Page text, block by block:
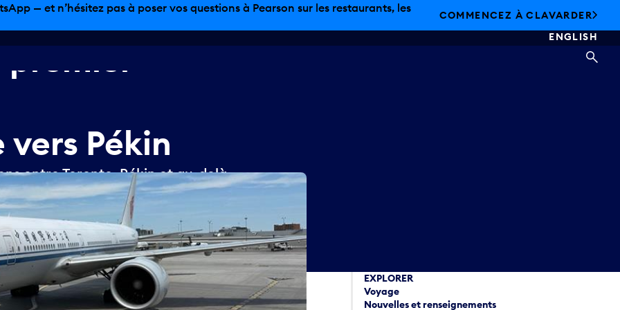
— et n’hésitez pas à poser vos questions à Pearson sur les restaurants, les
COMMENCEZ À CLAVARDER
ENGLISH
premier
vers Pékin
entre Toronto, Pékin et au-delà.
EXPLORER
Voyage
Nouvelles et renseignements